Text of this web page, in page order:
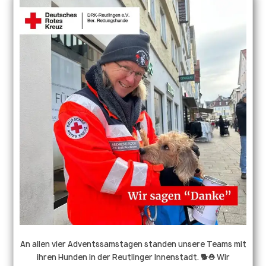
mehr Infos über uns und unsere Arbeit findet ihr auf
unserer Homepage unter https://rhs-reutlingen.de . . .
#hundeliebe #rettungshund #hundmitjob #drk
#herzenshund #happybirthday #hundeglück
An allen vier Adventssamstagen standen unsere Teams mit
ihren Hunden in der Reutlinger Innenstadt. 🐕⛑️ Wir